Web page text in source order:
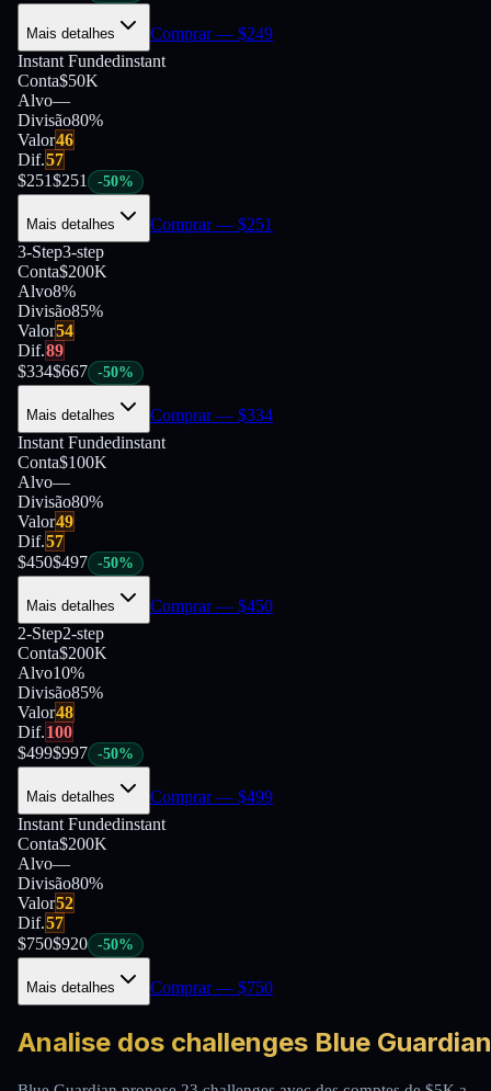
Mais detalhes Comprar— $249
Instant Fundedinstant
Conta$50K
Alvo—
Divisão80%
Valor46
Dif.57
$251$251 -50%
Mais detalhes Comprar— $251
3-Step3-step
Conta$200K
Alvo8%
Divisão85%
Valor54
Dif.89
$334$667 -50%
Mais detalhes Comprar— $334
Instant Fundedinstant
Conta$100K
Alvo—
Divisão80%
Valor49
Dif.57
$450$497 -50%
Mais detalhes Comprar— $450
2-Step2-step
Conta$200K
Alvo10%
Divisão85%
Valor48
Dif.100
$499$997 -50%
Mais detalhes Comprar— $499
Instant Fundedinstant
Conta$200K
Alvo—
Divisão80%
Valor52
Dif.57
$750$920 -50%
Mais detalhes Comprar— $750
Analise dos challenges Blue Guardian